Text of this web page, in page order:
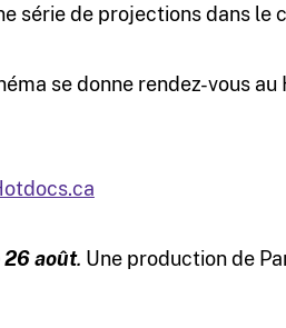
série de projections dans le
se donne rendez-vous au
26 août. Une production de